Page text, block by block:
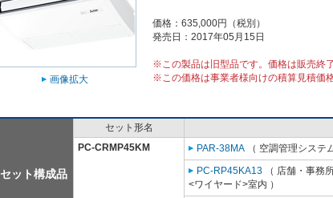
画像拡大
価格：635,000円（税別）
発売日：2017年05月15日
※この製品は旧型品です。価格は販売終
※この価格は事業者様向けの積算見積価
セット構成品
セット形名
PC-CRMP45KM
PAR-38MA （ 空調管理システ
PC-RP45KA13 （ 店舗・事務
<ワイヤード>室内 ）